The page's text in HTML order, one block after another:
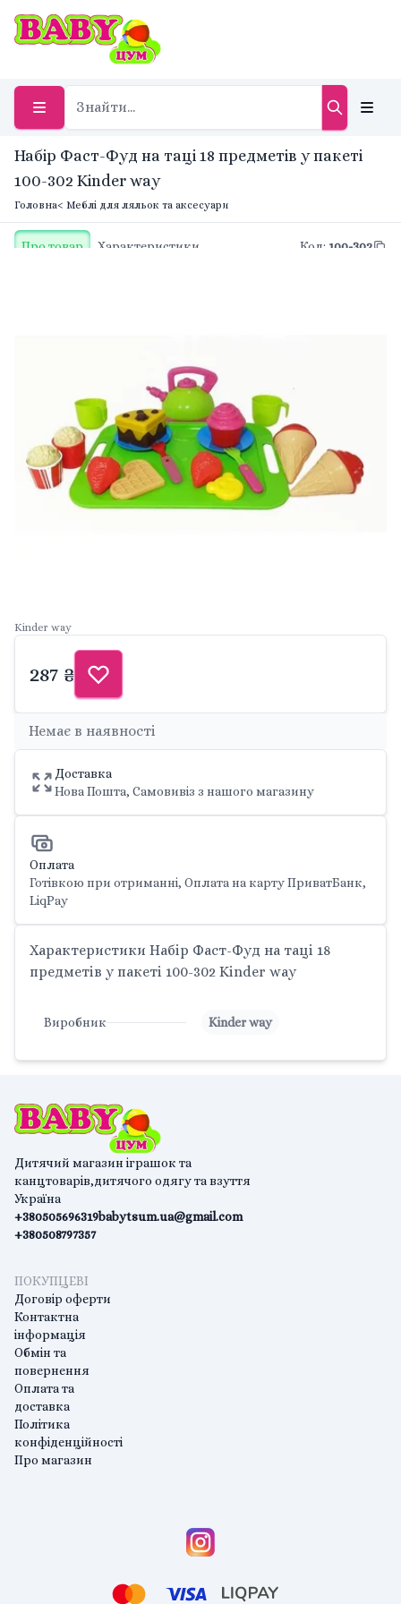
Набір Фаст-Фуд на таці 18 предметів у пакеті
100-302 Kinder way
Головна< Меблі для ляльок та аксесуари
Про товар Характеристики Код: 100-302
Kinder way
287 ₴
Немає в наявності
Доставка
Нова Пошта, Самовивіз з нашого магазину
Оплата
Готівкою при отриманні, Оплата на карту ПриватБанк,
LiqPay
Характеристики Набір Фаст-Фуд на таці 18
предметів у пакеті 100-302 Kinder way
Виробник Kinder way
Дитячий магазин іграшок та
канцтоварів,дитячого одягу та взуття
Україна
+380505696319
+380508797357
babytsum.ua@gmail.com
ПОКУПЦЕВІ
Договір оферти
Контактна
інформація
Обмін та
повернення
Оплата та
доставка
Політика
конфіденційності
Про магазин